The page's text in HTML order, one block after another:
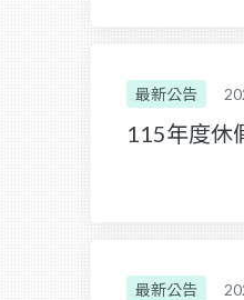
最新公告
115年度休
最新公告